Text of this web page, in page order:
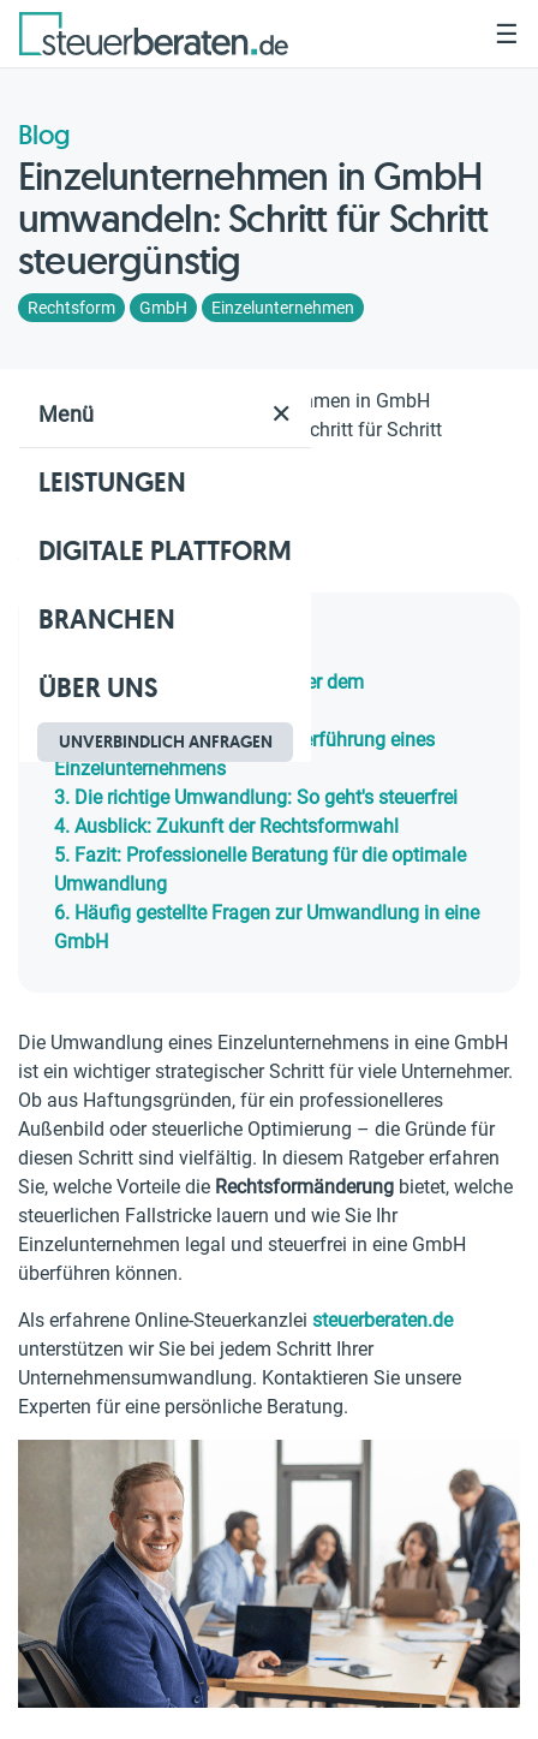
Menü ✕
LEISTUNGEN
DIGITALE PLATTFORM
BRANCHEN
ÜBER UNS
UNVERBINDLICH ANFRAGEN
☰
Blog
Einzelunternehmen in GmbH
umwandeln: Schritt für Schritt
steuergünstig
Rechtsform GmbH Einzelunternehmen
Home
Einzelunternehmen in GmbH
umwandeln: Schritt für Schritt
Geschätzte Lesezeit: 14 Min.
1. Vorteile der GmbH gegenüber dem
2. Risiken bei der falschen Überführung eines
Einzelunternehmens
3. Die richtige Umwandlung: So geht's steuerfrei
4. Ausblick: Zukunft der Rechtsformwahl
5. Fazit: Professionelle Beratung für die optimale
Umwandlung
6. Häufig gestellte Fragen zur Umwandlung in eine
GmbH
Die Umwandlung eines Einzelunternehmens in eine GmbH
ist ein wichtiger strategischer Schritt für viele Unternehmer.
Ob aus Haftungsgründen, für ein professionelleres
Außenbild oder steuerliche Optimierung – die Gründe für
diesen Schritt sind vielfältig. In diesem Ratgeber erfahren
Sie, welche Vorteile die Rechtsformänderung bietet, welche
steuerlichen Fallstricke lauern und wie Sie Ihr
Einzelunternehmen legal und steuerfrei in eine GmbH
überführen können.
Als erfahrene Online-Steuerkanzlei steuerberaten.de
unterstützen wir Sie bei jedem Schritt Ihrer
Unternehmensumwandlung. Kontaktieren Sie unsere
Experten für eine persönliche Beratung.